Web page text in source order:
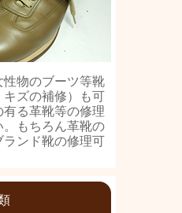
物のブーツ等靴
ズの補修）も可
る革靴等の修理
もちろん革靴の
ンド靴の修理可